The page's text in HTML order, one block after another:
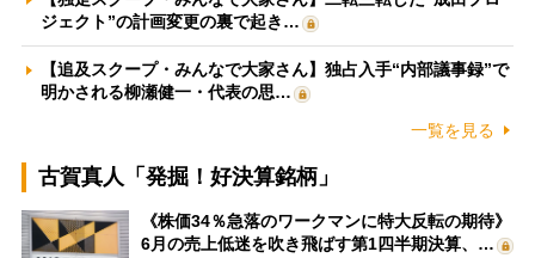
ジェクト”の計画変更の裏で起き…
【追及スクープ・みんなで大家さん】独占入手“内部議事録”で
明かされる柳瀬健一・代表の思…
一覧を見る
古賀真人「発掘！好決算銘柄」
《株価34％急落のワークマンに特大反転の期待》
6月の売上低迷を吹き飛ばす第1四半期決算、…